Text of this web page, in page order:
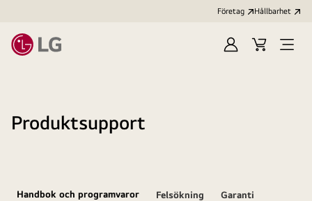
Företag Hållbarhet
LoggaKundvagn
Produktsupport
Handbok och programvaror Felsökning Garanti